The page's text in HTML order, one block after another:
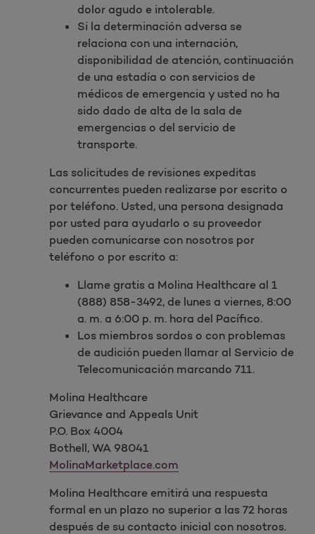
dolor agudo e intolerable.
Si la determinación adversa se
relaciona con una internación,
disponibilidad de atención, continuación
de una estadía o con servicios de
médicos de emergencia y usted no ha
sido dado de alta de la sala de
emergencias o del servicio de
transporte.
Las solicitudes de revisiones expeditas
concurrentes pueden realizarse por escrito o
por teléfono. Usted, una persona designada
por usted para ayudarlo o su proveedor
pueden comunicarse con nosotros por
teléfono o por escrito a:
Llame gratis a Molina Healthcare al 1
(888) 858-3492, de lunes a viernes, 8:00
a. m. a 6:00 p. m. hora del Pacífico.
Los miembros sordos o con problemas
de audición pueden llamar al Servicio de
Telecomunicación marcando 711.
Molina Healthcare
Grievance and Appeals Unit
P.O. Box 4004
Bothell, WA 98041
MolinaMarketplace.com
Molina Healthcare emitirá una respuesta
formal en un plazo no superior a las 72 horas
después de su contacto inicial con nosotros.